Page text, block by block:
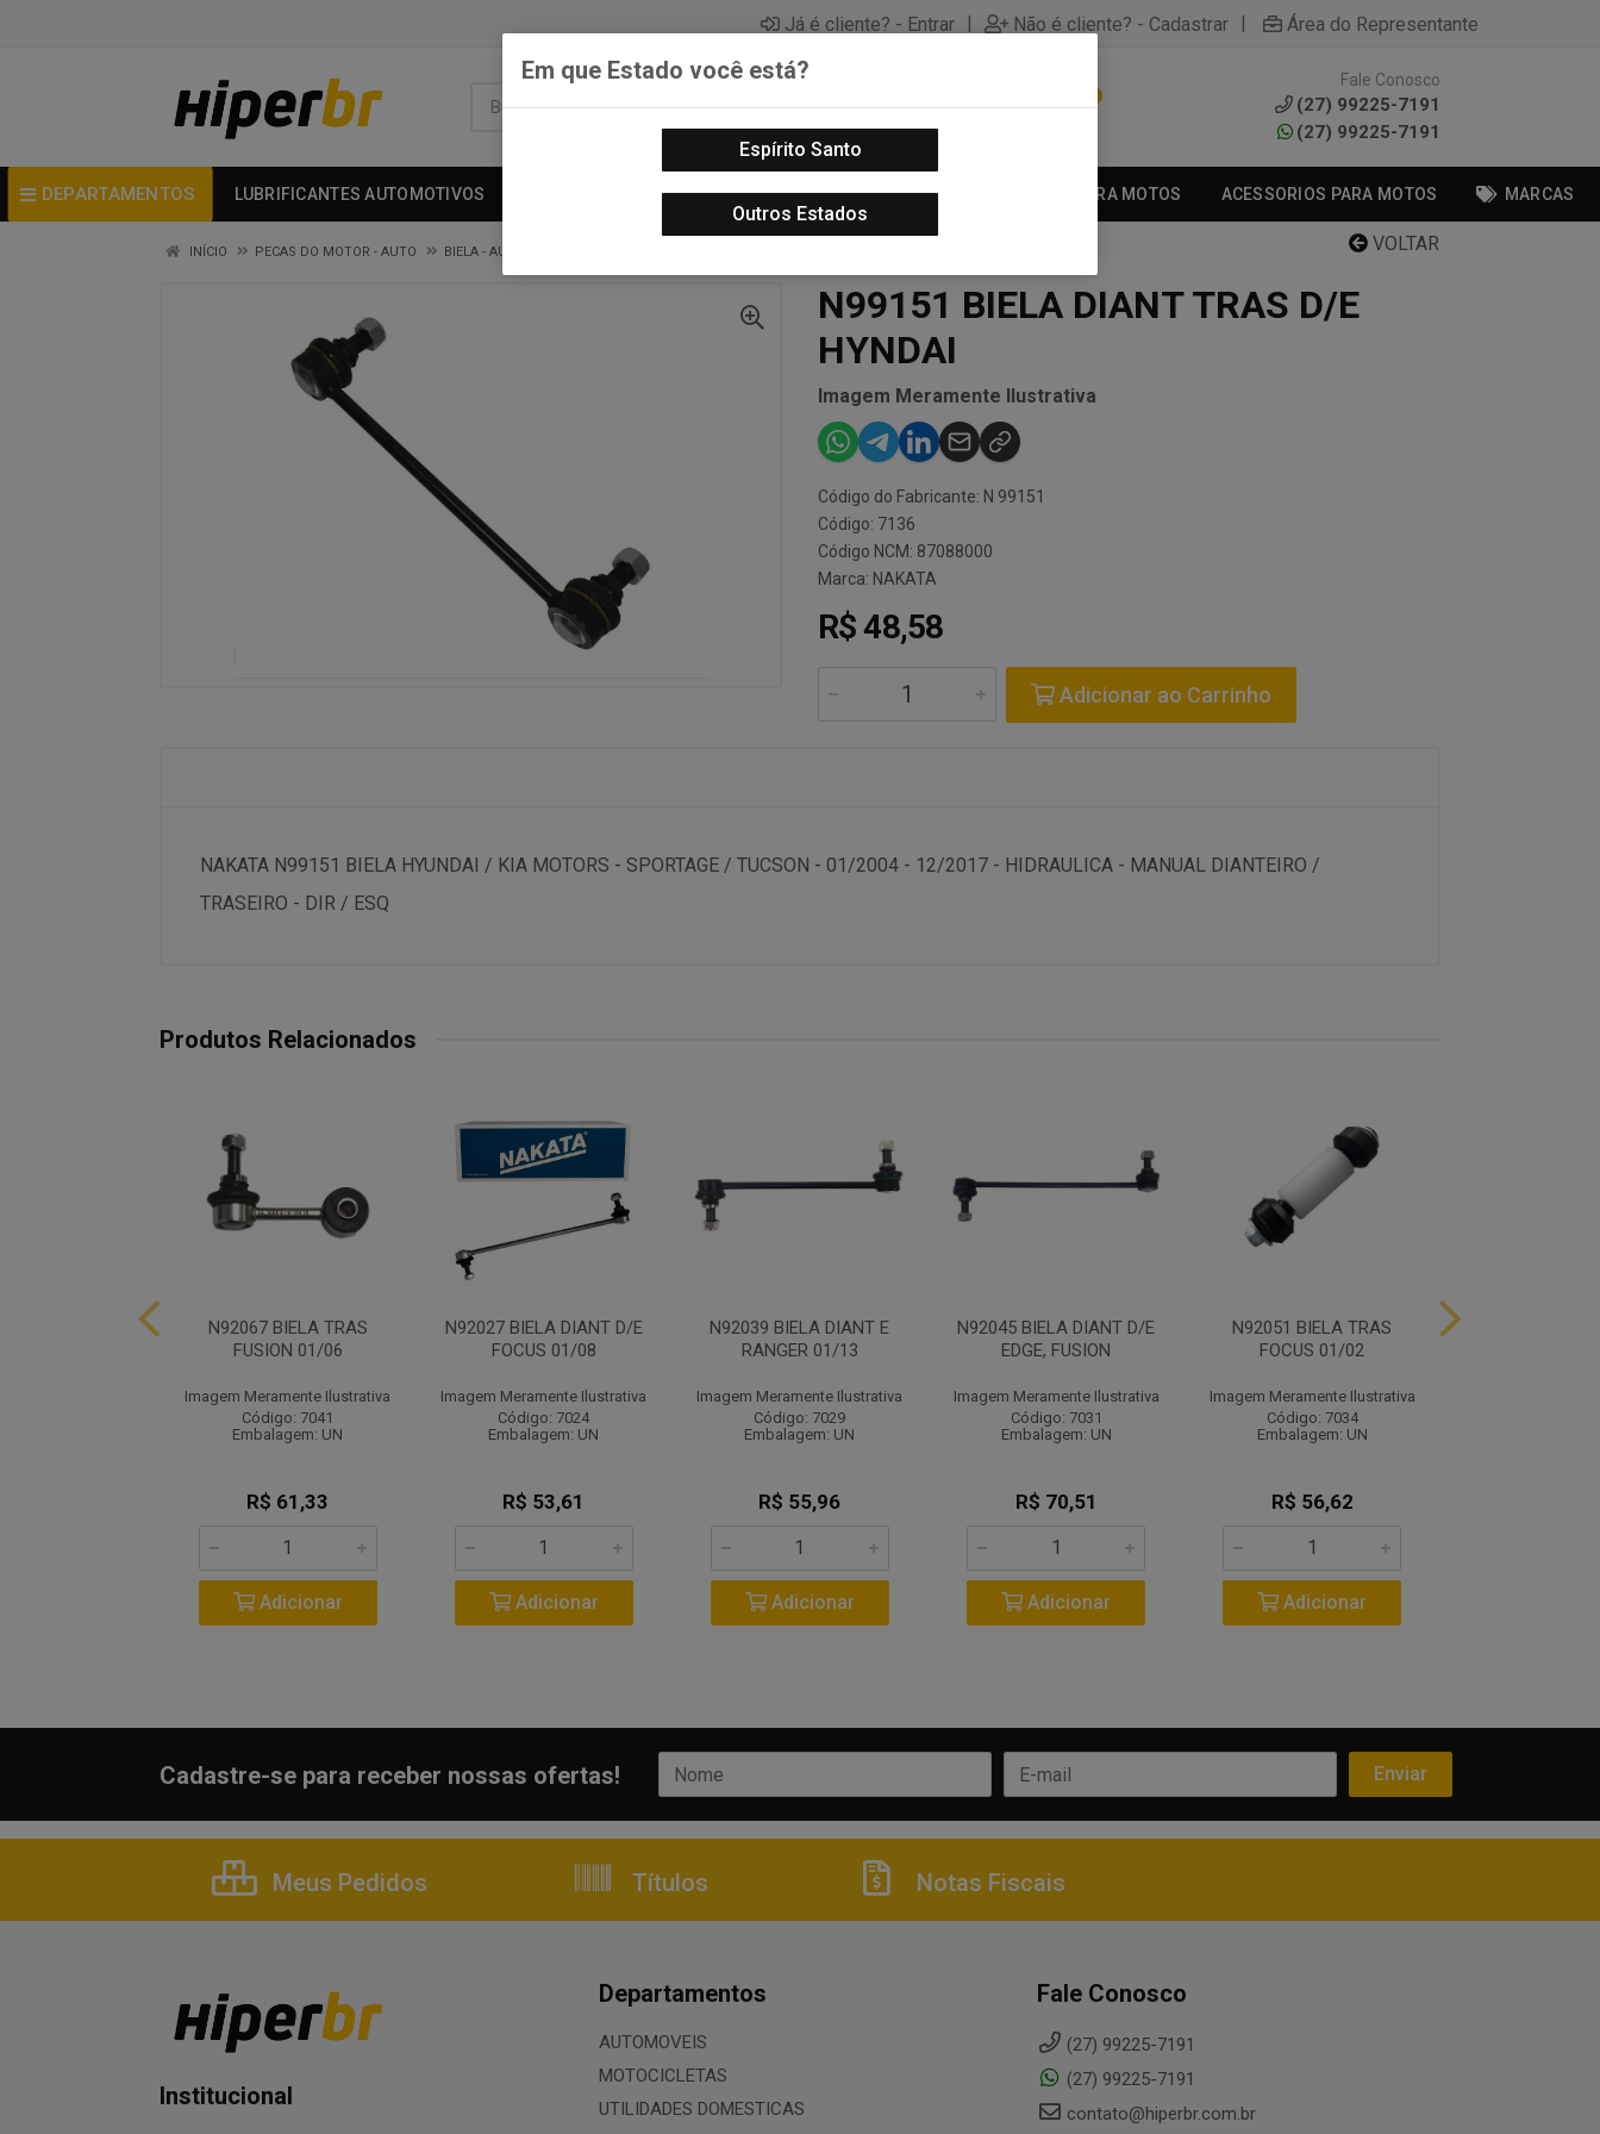
Já é cliente? - Entrar | Não é cliente? - Cadastrar | Área do Representante
Fale Conosco
(27) 99225-7191
(27) 99225-7191
DEPARTAMENTOS LUBRIFICANTES AUTOMOTIVOS PECAS AUTOMOTIVAS LUBRIFICANTES PARA MOTOS PECAS PARA MOTOS ACESSORIOS PARA MOTOS MARCAS
VOLTAR
INÍCIO PECAS DO MOTOR - AUTO BIELA - AUTO
N99151 BIELA DIANT TRAS D/E
HYNDAI
Imagem Meramente Ilustrativa
Código do Fabricante: N 99151
Código: 7136
Código NCM: 87088000
Marca: NAKATA
R$ 48,58
Adicionar ao Carrinho
NAKATA N99151 BIELA HYUNDAI / KIA MOTORS - SPORTAGE / TUCSON - 01/2004 - 12/2017 - HIDRAULICA - MANUAL DIANTEIRO /
TRASEIRO - DIR / ESQ
Produtos Relacionados
N92067 BIELA TRAS
FUSION 01/06
Imagem Meramente Ilustrativa
Código: 7041
Embalagem: UN
R$ 61,33
Adicionar
N92027 BIELA DIANT D/E
FOCUS 01/08
Imagem Meramente Ilustrativa
Código: 7024
Embalagem: UN
R$ 53,61
Adicionar
N92039 BIELA DIANT E
RANGER 01/13
Imagem Meramente Ilustrativa
Código: 7029
Embalagem: UN
R$ 55,96
Adicionar
N92045 BIELA DIANT D/E
EDGE, FUSION
Imagem Meramente Ilustrativa
Código: 7031
Embalagem: UN
R$ 70,51
Adicionar
N92051 BIELA TRAS
FOCUS 01/02
Imagem Meramente Ilustrativa
Código: 7034
Embalagem: UN
R$ 56,62
Adicionar
Cadastre-se para receber nossas ofertas!
Meus Pedidos Títulos Notas Fiscais
Institucional
Departamentos
AUTOMOVEIS
MOTOCICLETAS
UTILIDADES DOMESTICAS
Fale Conosco
(27) 99225-7191
(27) 99225-7191
contato@hiperbr.com.br
Em que Estado você está?
Espírito Santo
Outros Estados